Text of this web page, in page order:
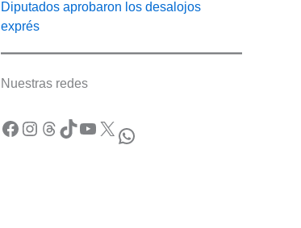
Diputados aprobaron los desalojos
exprés
Nuestras redes
Facebook Instagram Threads TikTok YouTube X WhatsApp